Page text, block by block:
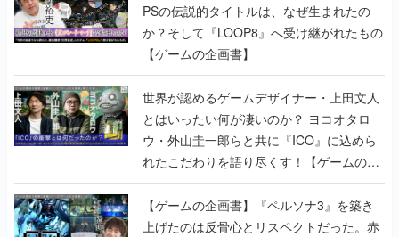
PSの伝説的タイトルは、なぜ生まれたの
か？そして『LOOP8』へ受け継がれたもの
【ゲームの企画書】
世界が認めるゲームデザイナー・上田文人
とはいったい何が凄いのか？ ヨコオタロ
ウ・外山圭一郎らと共に『ICO』に込めら
れたこだわりを語り尽くす！【ゲームの企
画書】
【ゲームの企画書】『ペルソナ3』を築き
上げたのは反骨心とリスペクトだった。赤